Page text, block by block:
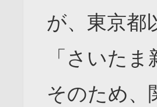
が、東京都
「さいた
そのため、